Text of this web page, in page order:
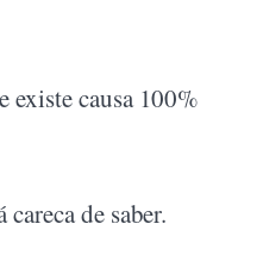
existe causa 100%
de saber.